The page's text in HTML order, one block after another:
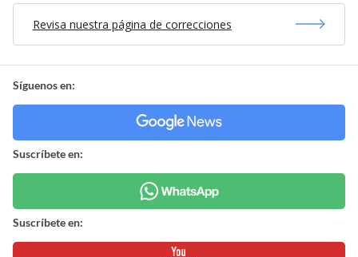
Revisa nuestra página de correcciones
Síguenos en:
Suscríbete en:
Suscríbete en: